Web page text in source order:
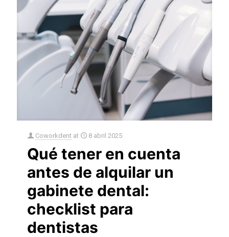
Coworkdent at 8 abril 2025
Qué tener en cuenta
antes de alquilar un
gabinete dental:
checklist para
dentistas